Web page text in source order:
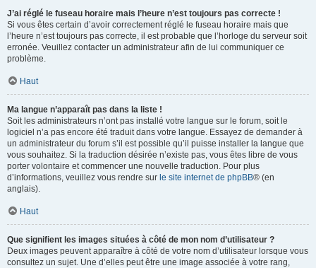
J’ai réglé le fuseau horaire mais l’heure n’est toujours pas correcte !
Si vous êtes certain d’avoir correctement réglé le fuseau horaire mais que
l’heure n’est toujours pas correcte, il est probable que l’horloge du serveur soit
erronée. Veuillez contacter un administrateur afin de lui communiquer ce
problème.
Haut
Ma langue n’apparaît pas dans la liste !
Soit les administrateurs n’ont pas installé votre langue sur le forum, soit le
logiciel n’a pas encore été traduit dans votre langue. Essayez de demander à
un administrateur du forum s’il est possible qu’il puisse installer la langue que
vous souhaitez. Si la traduction désirée n’existe pas, vous êtes libre de vous
porter volontaire et commencer une nouvelle traduction. Pour plus
d’informations, veuillez vous rendre sur le site internet de phpBB® (en
anglais).
Haut
Que signifient les images situées à côté de mon nom d’utilisateur ?
Deux images peuvent apparaître à côté de votre nom d’utilisateur lorsque vous
consultez un sujet. Une d’elles peut être une image associée à votre rang,